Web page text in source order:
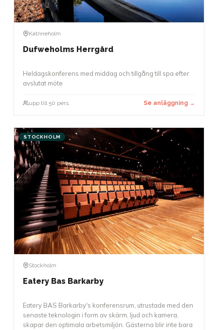
Katrineholm
Dufweholms Herrgård
Heldagskonferens med middag och tillgång till spa efter
avslutat möte
upp till 50 pers. Se anläggning →
STOCKHOLM
Stockholm
Eatery Bas Barkarby
Eatery BAS Barkarby's konferensrum, utrustade med den
senaste teknologin i form av skärm, ljud och kamera,
skapar den optimala arbetsmiljön. Gästerna blir inte bara